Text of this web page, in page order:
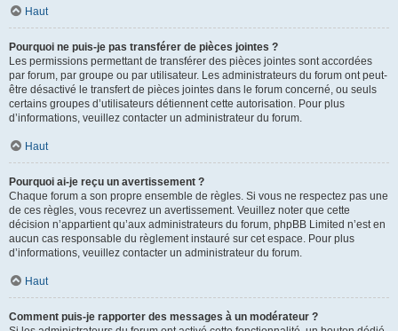
Haut
Pourquoi ne puis-je pas transférer de pièces jointes ?
Les permissions permettant de transférer des pièces jointes sont accordées
par forum, par groupe ou par utilisateur. Les administrateurs du forum ont peut-
être désactivé le transfert de pièces jointes dans le forum concerné, ou seuls
certains groupes d’utilisateurs détiennent cette autorisation. Pour plus
d’informations, veuillez contacter un administrateur du forum.
Haut
Pourquoi ai-je reçu un avertissement ?
Chaque forum a son propre ensemble de règles. Si vous ne respectez pas une
de ces règles, vous recevrez un avertissement. Veuillez noter que cette
décision n’appartient qu’aux administrateurs du forum, phpBB Limited n’est en
aucun cas responsable du règlement instauré sur cet espace. Pour plus
d’informations, veuillez contacter un administrateur du forum.
Haut
Comment puis-je rapporter des messages à un modérateur ?